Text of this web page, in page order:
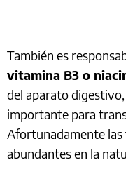
También es
vitamina B3 o
del aparato
importante para
Afortunadamente las
abundantes en la